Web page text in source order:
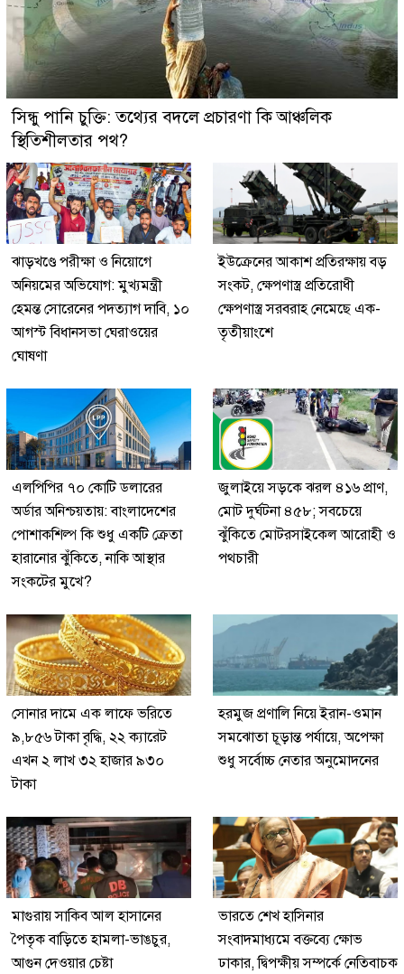
সিন্ধু পানি চুক্তি: তথ্যের বদলে প্রচারণা কি আঞ্চলিক
স্থিতিশীলতার পথ?
ঝাড়খণ্ডে পরীক্ষা ও নিয়োগে
অনিয়মের অভিযোগ: মুখ্যমন্ত্রী
হেমন্ত সোরেনের পদত্যাগ দাবি, ১০
আগস্ট বিধানসভা ঘেরাওয়ের
ঘোষণা
ইউক্রেনের আকাশ প্রতিরক্ষায় বড়
সংকট, ক্ষেপণাস্ত্র প্রতিরোধী
ক্ষেপণাস্ত্র সরবরাহ নেমেছে এক-
তৃতীয়াংশে
এলপিপির ৭০ কোটি ডলারের
অর্ডার অনিশ্চয়তায়: বাংলাদেশের
পোশাকশিল্প কি শুধু একটি ক্রেতা
হারানোর ঝুঁকিতে, নাকি আস্থার
সংকটের মুখে?
জুলাইয়ে সড়কে ঝরল ৪১৬ প্রাণ,
মোট দুর্ঘটনা ৪৫৮; সবচেয়ে
ঝুঁকিতে মোটরসাইকেল আরোহী ও
পথচারী
সোনার দামে এক লাফে ভরিতে
৯,৮৫৬ টাকা বৃদ্ধি, ২২ ক্যারেট
এখন ২ লাখ ৩২ হাজার ৯৩০
টাকা
হরমুজ প্রণালি নিয়ে ইরান-ওমান
সমঝোতা চূড়ান্ত পর্যায়ে, অপেক্ষা
শুধু সর্বোচ্চ নেতার অনুমোদনের
মাগুরায় সাকিব আল হাসানের
পৈতৃক বাড়িতে হামলা-ভাঙচুর,
আগুন দেওয়ার চেষ্টা
ভারতে শেখ হাসিনার
সংবাদমাধ্যমে বক্তব্যে ক্ষোভ
ঢাকার, দ্বিপক্ষীয় সম্পর্কে নেতিবাচক